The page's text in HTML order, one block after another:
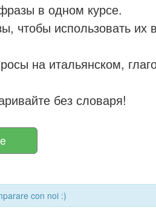
в одном курсе.
чтобы использовать их
на итальянском,
без словаря!
con noi :)